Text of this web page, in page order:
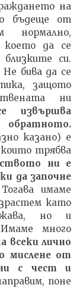
на
бъдеще от
нормално,
което да се
си.
бива да се
защото
ни
извършва
казано) е
трябва
ни е
да започне
Тогава имаме
като
но и
много
всеки лично
мислене от
с чест и
поне